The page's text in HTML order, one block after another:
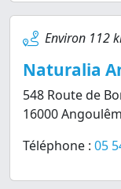
Environ 112
Naturalia
548 Route de
16000
Téléphone : 05